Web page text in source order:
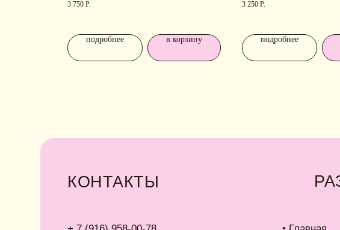
3 750 Р.
подробнее в корзину
3 250 Р.
подробнее
Сайт разработан Digital-Step
• Упаковка
ИП Хайруллина Сюзанна Эдуардовна
Instagram принадлежит компании Meta,
признанной экстремистской в РФ